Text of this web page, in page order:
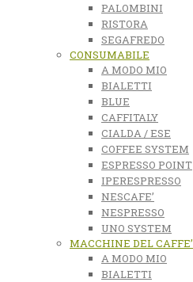
PALOMBINI
RISTORA
SEGAFREDO
CONSUMABILE
A MODO MIO
BIALETTI
BLUE
CAFFITALY
CIALDA / ESE
COFFEE SYSTEM
ESPRESSO POINT
IPERESPRESSO
NESCAFE’
NESPRESSO
UNO SYSTEM
MACCHINE DEL CAFFE’
A MODO MIO
BIALETTI